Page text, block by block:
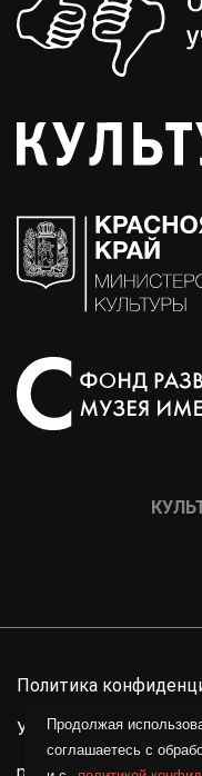
Политика
УсловияПродолжая
соглашаетесь c